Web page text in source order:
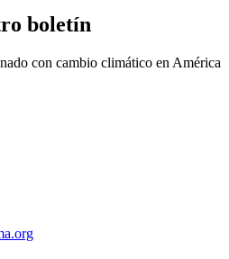
boletín
con cambio climático en América